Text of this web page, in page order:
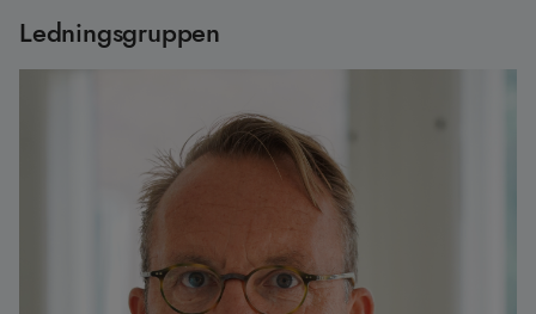
Ledningsgruppen